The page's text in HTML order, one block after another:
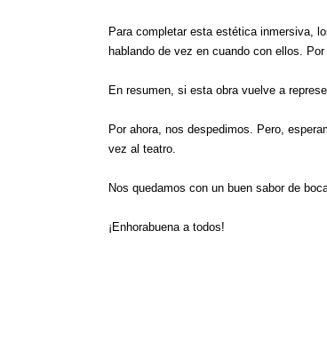
Para completar esta estética inmersiva,
hablando de vez en cuando con ellos.
En resumen, si esta obra vuelve a
Por ahora, nos despedimos. Pero,
vez al teatro.
Nos quedamos con un buen sabor de
¡Enhorabuena a todos!